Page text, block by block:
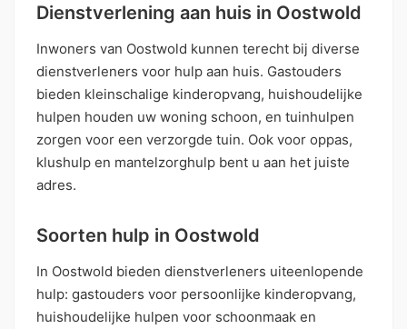
Dienstverlening aan huis in Oostwold
Inwoners van Oostwold kunnen terecht bij diverse
dienstverleners voor hulp aan huis. Gastouders
bieden kleinschalige kinderopvang, huishoudelijke
hulpen houden uw woning schoon, en tuinhulpen
zorgen voor een verzorgde tuin. Ook voor oppas,
klushulp en mantelzorghulp bent u aan het juiste
adres.
Soorten hulp in Oostwold
In Oostwold bieden dienstverleners uiteenlopende
hulp: gastouders voor persoonlijke kinderopvang,
huishoudelijke hulpen voor schoonmaak en